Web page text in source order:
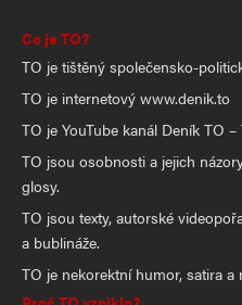
Co je TO?
TO je tištěný společensko-
TO je internetový www.denik.to
TO je YouTube kanál Deník TO –
TO jsou osobnosti a jejich
glosy.
TO jsou texty, autorské
a bublináže.
TO je nekorektní humor, satira a